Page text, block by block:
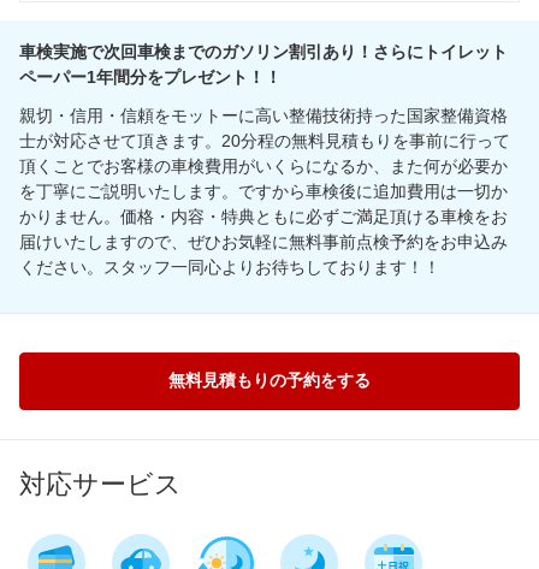
車検実施で次回車検までのガソリン割引あり！さらにトイレット
ペーパー1年間分をプレゼント！！
親切・信用・信頼をモットーに高い整備技術持った国家整備資格
士が対応させて頂きます。20分程の無料見積もりを事前に行って
頂くことでお客様の車検費用がいくらになるか、また何が必要か
を丁寧にご説明いたします。ですから車検後に追加費用は一切か
かりません。価格・内容・特典ともに必ずご満足頂ける車検をお
届けいたしますので、ぜひお気軽に無料事前点検予約をお申込み
ください。スタッフ一同心よりお待ちしております！！
無料見積もりの予約をする
対応サービス